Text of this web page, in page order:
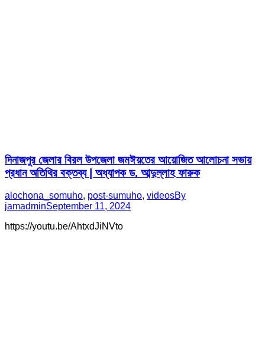
দিনাজপুর জেলার বিরল উপজেলা জমঈয়তের আয়োজিত আলোচনা সভায়
প্রধান অতিথির বক্তব্য | অধ্যাপক ড. আব্দুল্লাহ ফারুক
alochona_somuho, post-sumuho, videosBy
jamadminSeptember 11, 2024
https://youtu.be/AhtxdJiNVto